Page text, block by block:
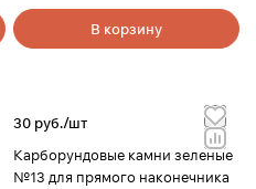
В корзину
30 руб./шт
Карборундовые камни зеленые
№13 для прямого наконечника